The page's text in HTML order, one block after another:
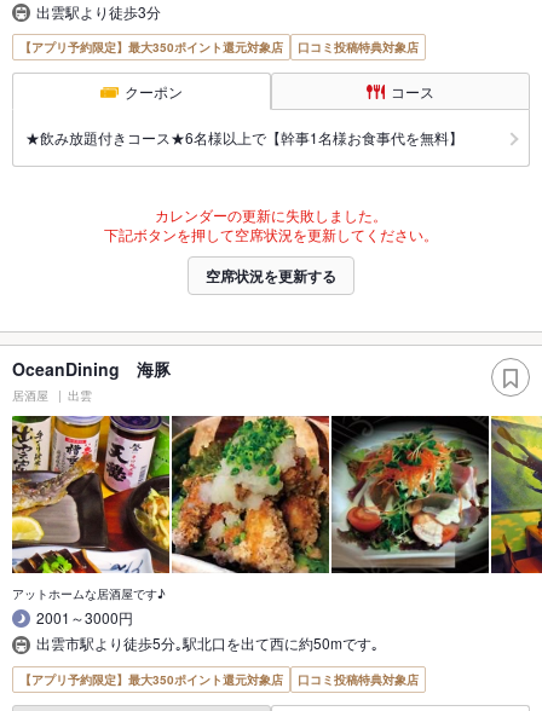
出雲駅より徒歩3分
【アプリ予約限定】最大350ポイント還元対象店 口コミ投稿特典対象店
クーポン コース
★飲み放題付きコース★6名様以上で【幹事1名様お食事代を無料】
カレンダーの更新に失敗しました。
下記ボタンを押して空席状況を更新してください。
空席状況を更新する
OceanDining 海豚
居酒屋 出雲
アットホームな居酒屋です♪
2001～3000円
出雲市駅より徒歩5分｡駅北口を出て西に約50mです｡
【アプリ予約限定】最大350ポイント還元対象店 口コミ投稿特典対象店